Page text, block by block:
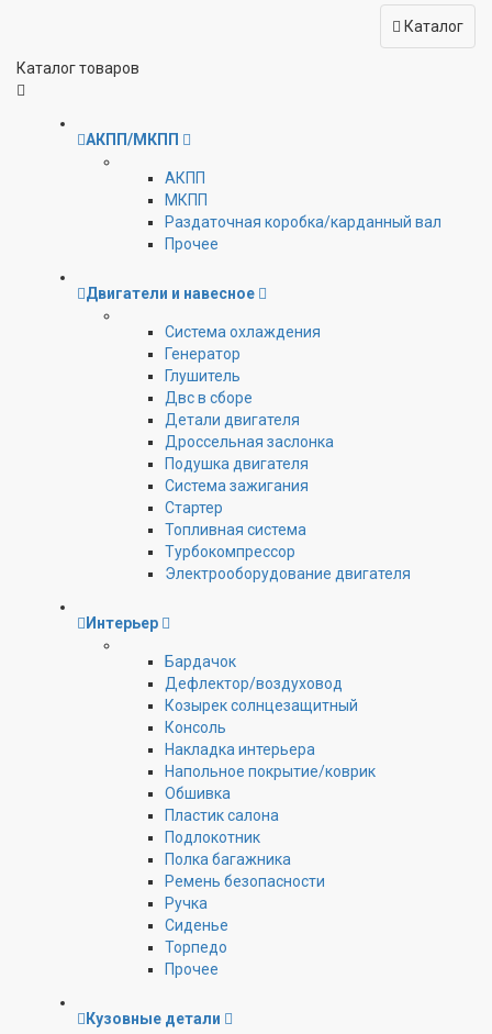
Каталог
Каталог товаров
АКПП/МКПП
АКПП
МКПП
Раздаточная коробка/карданный вал
Прочее
Двигатели и навесное
Cистема охлаждения
Генератор
Глушитель
Двс в сборе
Детали двигателя
Дроссельная заслонка
Подушка двигателя
Система зажигания
Стартер
Топливная система
Турбокомпрессор
Электрооборудование двигателя
Интерьер
Бардачок
Дефлектор/воздуховод
Козырек солнцезащитный
Консоль
Накладка интерьера
Напольное покрытие/коврик
Обшивка
Пластик салона
Подлокотник
Полка багажника
Ремень безопасности
Ручка
Сиденье
Торпедо
Прочее
Кузовные детали